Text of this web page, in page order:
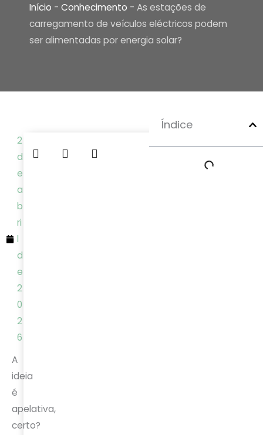
Início - Conhecimento - As estações de
carregamento de veículos eléctricos podem
ser alimentadas por energia solar?
2
d
e
a
b
ri
l
d
e
2
0
2
6
A
ideia
é
apelativa,
certo?
Índice